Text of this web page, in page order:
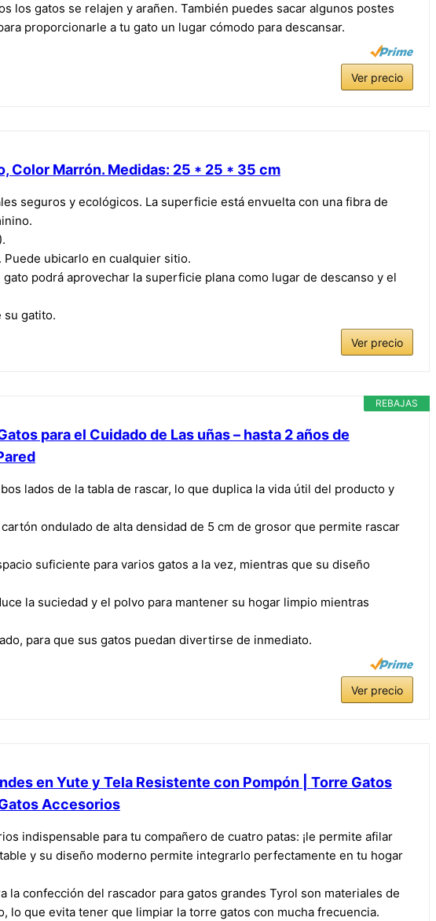
los gatos se relajen y arañen. También puedes sacar algunos postes
proporcionarle a tu gato un lugar cómodo para descansar.
Ver precio
Color Marrón. Medidas: 25 * 25 * 35 cm
seguros y ecológicos. La superficie está envuelta con una fibra de
Puede ubicarlo en cualquier sitio.
podrá aprovechar la superficie plana como lugar de descanso y el
su gatito.
Ver precio
REBAJAS
para el Cuidado de Las uñas – hasta 2 años de
lados de la tabla de rascar, lo que duplica la vida útil del producto y
ondulado de alta densidad de 5 cm de grosor que permite rascar
suficiente para varios gatos a la vez, mientras que su diseño
la suciedad y el polvo para mantener su hogar limpio mientras
para que sus gatos puedan divertirse de inmediato.
Ver precio
en Yute y Tela Resistente con Pompón | Torre Gatos
Accesorios
indispensable para tu compañero de cuatro patas: ¡le permite afilar
y su diseño moderno permite integrarlo perfectamente en tu hogar
confección del rascador para gatos grandes Tyrol son materiales de
lo que evita tener que limpiar la torre gatos con mucha frecuencia.